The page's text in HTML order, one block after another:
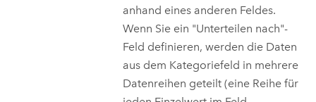
anhand eines anderen Feldes.
Wenn Sie ein "Unterteilen nach"-
Feld definieren, werden die Daten
aus dem Kategoriefeld in mehrere
Datenreihen geteilt (eine Reihe für